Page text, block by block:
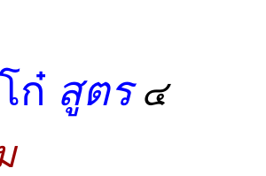
ก๋ สูตร๔